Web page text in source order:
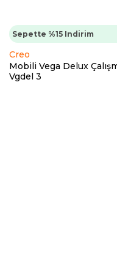
Sepette %15 Indirim
Creo
Mobili Vega Delux
Vgdel 3